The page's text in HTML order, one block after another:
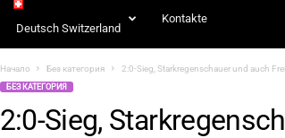
Deutsch Switzerland
Kontakte
Начало Без категория 2:0-Sieg, Starkregenschauer und auch
БЕЗ КАТЕГОРИЯ
2:0-Sieg,